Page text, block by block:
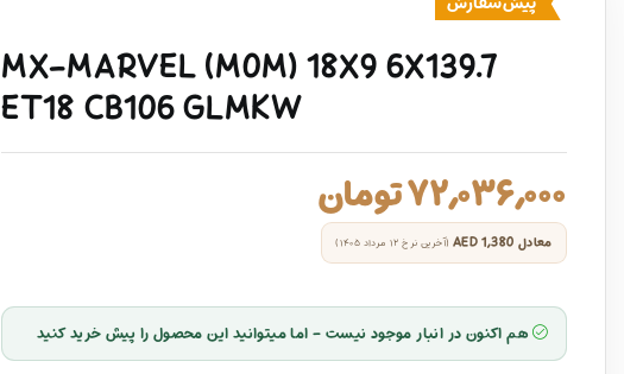
MX-MARVEL (M0M) 18X9 6X139.7
ET18 CB106 GLMKW
۷۲,۰۳۶,۰۰۰تومان
معادل AED 1,380 (آخرین نرخ ۱۲ مرداد ۱۴۰۵)
هم اکنون در انبار موجود نیست - اما میتوانید این محصول را پیش خرید کنید